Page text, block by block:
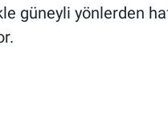
güneyli yönlerden